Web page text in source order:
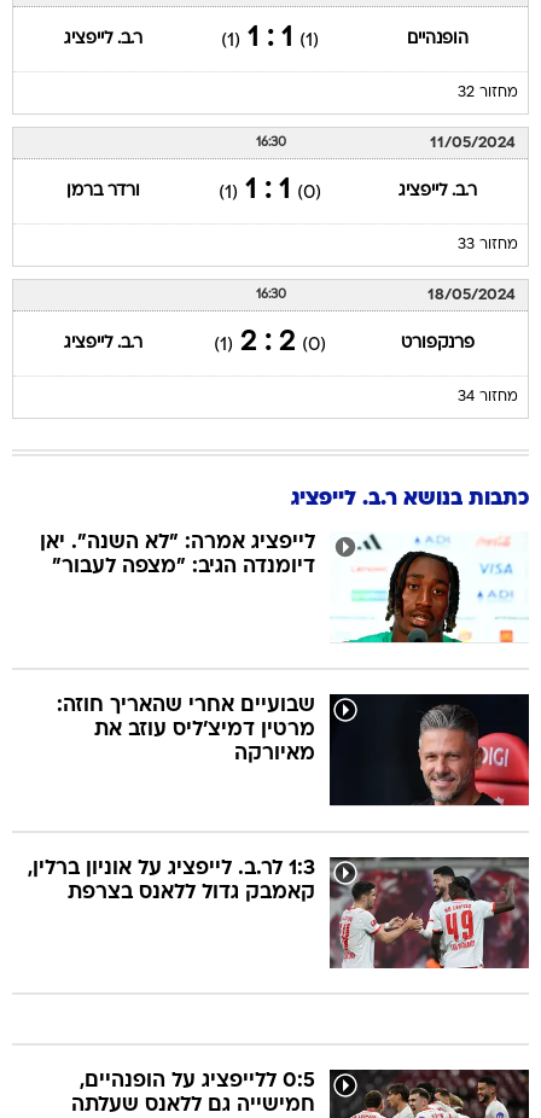
הופנהיים (1)
1 : 1
(1) ר.ב. לייפציג
מחזור 32
11/05/2024
16:30
ר.ב. לייפציג (0)
1 : 1
(1) ורדר ברמן
מחזור 33
18/05/2024
16:30
פרנקפורט (0)
2 : 2
(1) ר.ב. לייפציג
מחזור 34
כתבות בנושא ר.ב. לייפציג
לייפציג אמרה: "לא השנה". יאן
דיומנדה הגיב: "מצפה לעבור"
שבועיים אחרי שהאריך חוזה:
מרטין דמיצ'ליס עוזב את
מאיורקה
1:3 לר.ב. לייפציג על אוניון ברלין,
קאמבק גדול ללאנס בצרפת
0:5 ללייפציג על הופנהיים,
חמישייה גם ללאנס שעלתה